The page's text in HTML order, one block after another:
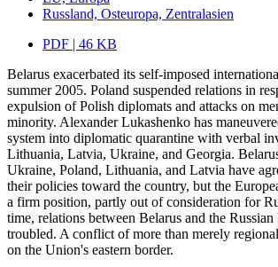
Russland, Osteuropa, Zentralasien
PDF | 46 KB
Belarus exacerbated its self-imposed
summer 2005. Poland suspended relations in
expulsion of Polish diplomats and attacks on
minority. Alexander Lukashenko has
system into diplomatic quarantine with verbal
Lithuania, Latvia, Ukraine, and Georgia.
Ukraine, Poland, Lithuania, and Latvia have
their policies toward the country, but the
a firm position, partly out of consideration for
time, relations between Belarus and the Russian
troubled. A conflict of more than merely
on the Union's eastern border.